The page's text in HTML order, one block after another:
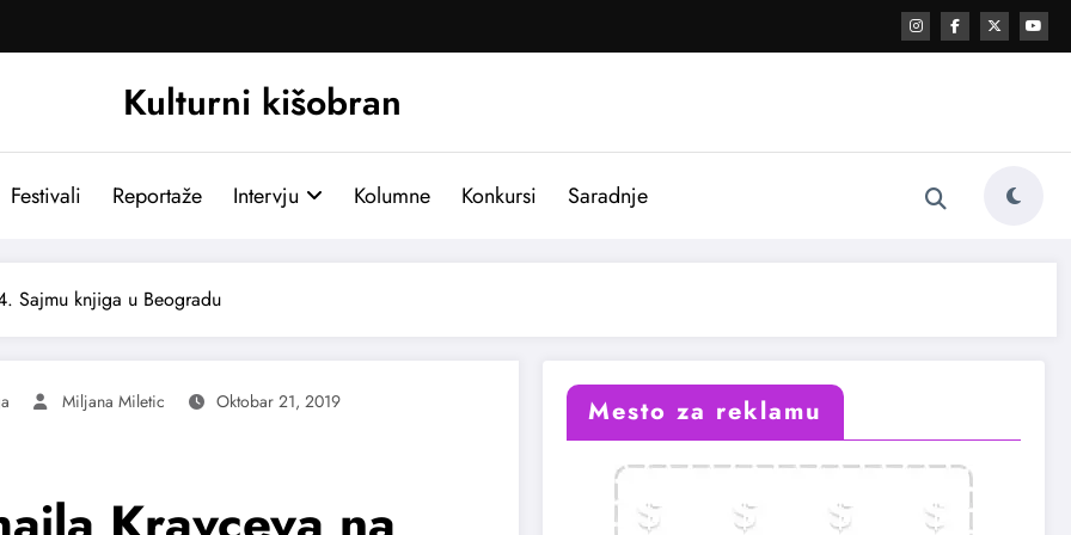
Kulturni kišobran
Festivali Reportaže Intervju Kolumne Konkursi Saradnje
Sajmu knjiga u Beogradu
Miljana Miletic Oktobar 21, 2019 Mesto za reklamu